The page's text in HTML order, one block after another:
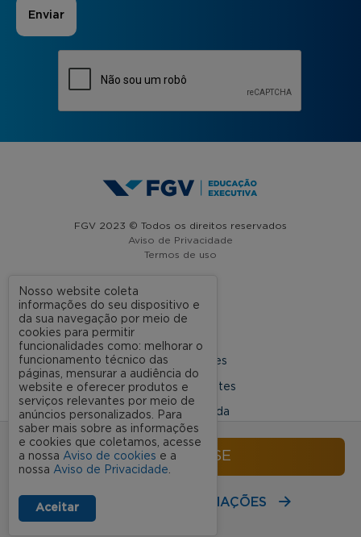
INSCREVA-SE
RECEBA MAIS INFORMAÇÕES
FGV 2023 © Todos os direitos reservados
Aviso de Privacidade
Termos de uso
A FGV
Nossas Unidades
Dúvidas Frequentes
Rede Conveniada
Ouvidoria Acadêmica
Nosso website coleta
informações do seu dispositivo e
da sua navegação por meio de
cookies para permitir
funcionalidades como: melhorar o
funcionamento técnico das
páginas, mensurar a audiência do
website e oferecer produtos e
serviços relevantes por meio de
anúncios personalizados. Para
saber mais sobre as informações
e cookies que coletamos, acesse
a nossa Aviso de cookies e a
nossa Aviso de Privacidade.
Aceitar